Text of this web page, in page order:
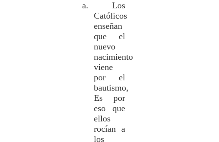
a. Los
Católicos
enseñan
que el
nuevo
nacimiento
viene
por el
bautismo,
Es por
eso que
ellos
rocían a
los